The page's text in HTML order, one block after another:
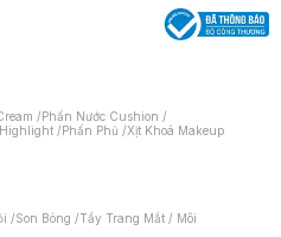
/Phấn Nước Cushion /
/Phấn Phủ /Xịt Khoá Makeup
/Son Bóng /Tẩy Trang Mắt / Môi